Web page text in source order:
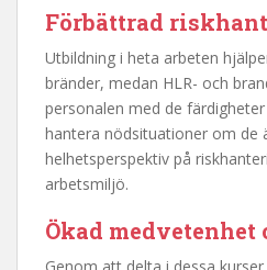
Förbättrad
Utbildning i heta arbeten
bränder, medan HLR- och
personalen med de
hantera nödsituationer om de
helhetsperspektiv på
arbetsmiljö.
Ökad medvetenhet